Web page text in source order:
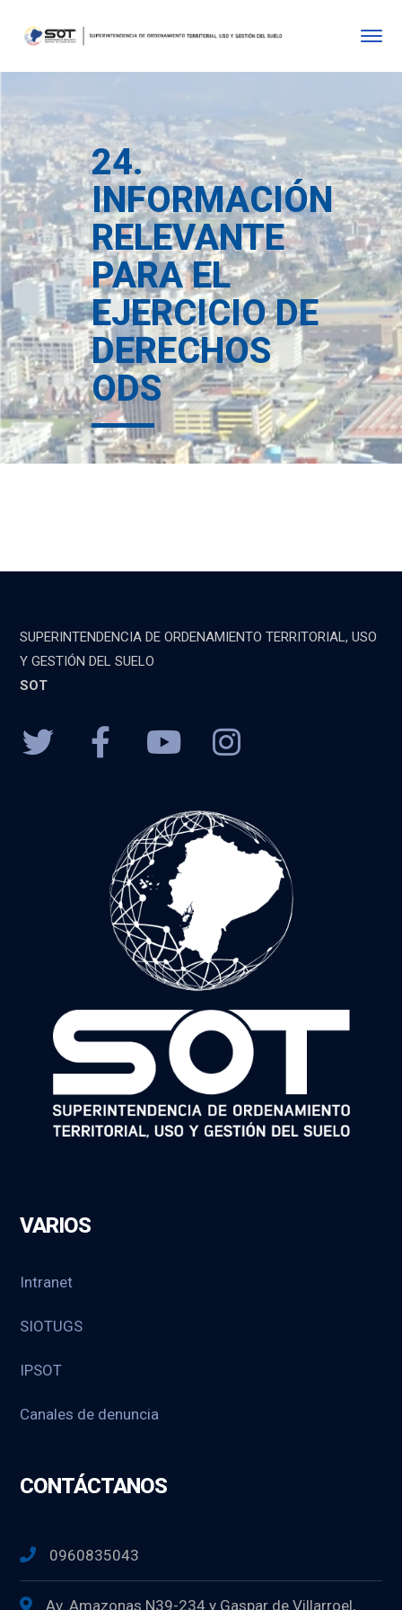
24.
INFORMACIÓN
RELEVANTE
PARA EL
EJERCICIO DE
DERECHOS
ODS
SUPERINTENDENCIA DE ORDENAMIENTO TERRITORIAL, USO
Y GESTIÓN DEL SUELO
SOT
VARIOS
Intranet
SIOTUGS
IPSOT
Canales de denuncia
CONTÁCTANOS
0960835043
Av. Amazonas N39-234 y Gaspar de Villarroel,